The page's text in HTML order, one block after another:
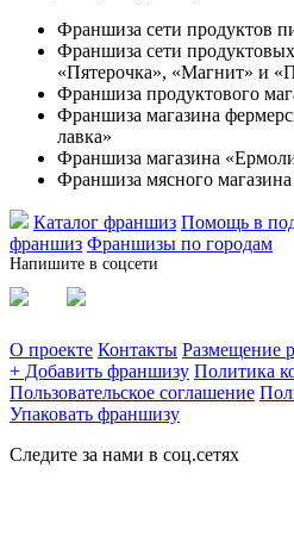
Франшиза сети продуктов
Франшиза сети
«Пятерочка», «Магнит» и
Франшиза продуктового
Франшиза магазина
лавка»
Франшиза магазина
Франшиза мясного
Каталог франшиз Помощь в
франшиз Франшизы по городам
Напишите в соцсети
О проекте Контакты Размещение
+ Добавить франшизу Политика
Пользовательское соглашение
Упаковать франшизу
Следите за нами в соц.сетях